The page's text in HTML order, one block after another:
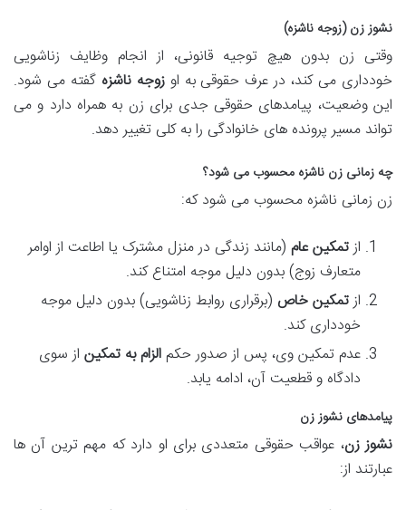
نشوز زن (زوجه ناشزه)
وقتی زن بدون هیچ توجیه قانونی، از انجام وظایف زناشویی
خودداری می کند، در عرف حقوقی به اوزوجه ناشزه گفته می شود.
این وضعیت، پیامدهای حقوقی جدی برای زن به همراه دارد و می
تواند مسیر پرونده های خانوادگی را به کلی تغییر دهد.
چه زمانی زن ناشزه محسوب می شود؟
زن زمانی ناشزه محسوب می شود که:
ازتمکین عام (مانند زندگی در منزل مشترک یا اطاعت از اوامر
متعارف زوج) بدون دلیل موجه امتناع کند.
ازتمکین خاص (برقراری روابط زناشویی) بدون دلیل موجه
خودداری کند.
عدم تمکین وی، پس از صدور حکمالزام به تمکین از سوی
دادگاه و قطعیت آن، ادامه یابد.
پیامدهای نشوز زن
نشوز زن، عواقب حقوقی متعددی برای او دارد که مهم ترین آن ها
عبارتند از: